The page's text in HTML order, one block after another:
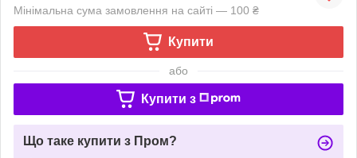
Мінімальна сума замовлення на сайті — 100 ₴
Купити
або
Купити з
Що таке купити з Пром?